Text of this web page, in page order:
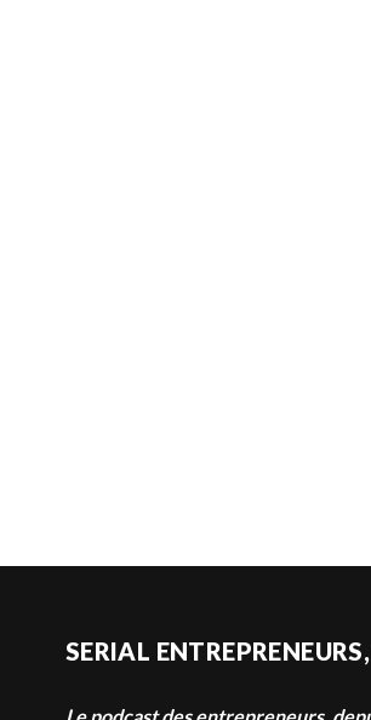
SERIAL
Le podcast des entrepreneurs,